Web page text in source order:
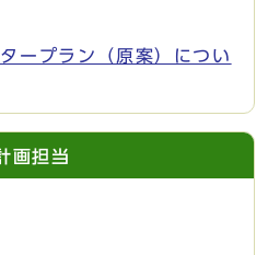
ープラン（原案）につい
画担当